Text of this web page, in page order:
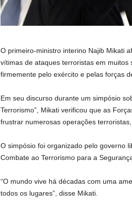
O primeiro-ministro interino Najib Mikati
vítimas de ataques terroristas em muitos
firmemente pelo exército e pelas forças
Em seu discurso durante um simpósio
Terrorismo”, Mikati verificou que as
frustrar numerosas operações
O simpósio foi organizado pelo governo
Combate ao Terrorismo para a
“O mundo vive há décadas com uma
todos os lugares”, disse Mikati.